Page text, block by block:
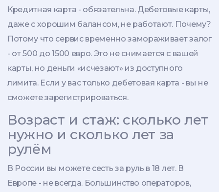
Кредитная карта - обязательна. Дебетовые карты,
даже с хорошим балансом, не работают. Почему?
Потому что сервис временно замораживает залог
- от 500 до 1500 евро. Это не снимается с вашей
карты, но деньги «исчезают» из доступного
лимита. Если у вас только дебетовая карта - вы не
сможете зарегистрироваться.
Возраст и стаж: сколько лет
нужно и сколько лет за
рулём
В России вы можете сесть за руль в 18 лет. В
Европе - не всегда. Большинство операторов,